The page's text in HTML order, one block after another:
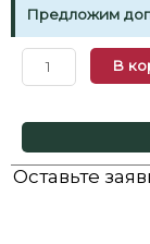
Предложим
В
Оставьте